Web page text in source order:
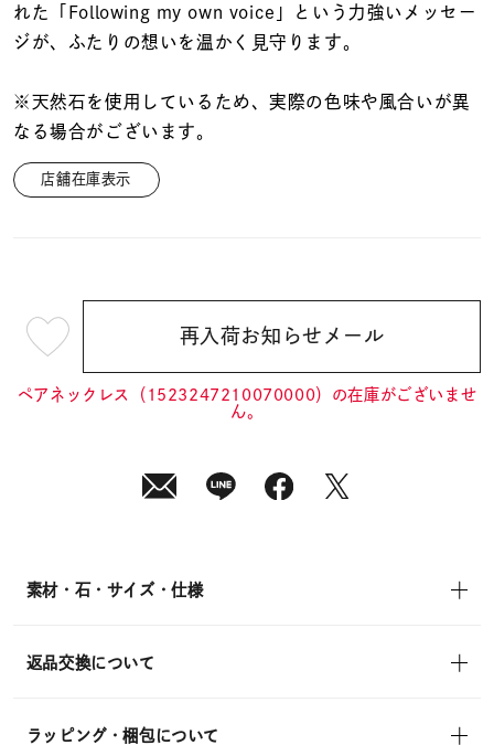
リングサイズ
メンズ
リングサイズ
～
価格
れた「Following my own voice」という力強いメッセー
ジが、ふたりの想いを温かく見守ります。
※天然石を使用しているため、実際の色味や風合いが異
なる場合がございます。
店舗在庫表示
¥19,800 (tax
in)
再入荷お知らせメール
ペアネックレス（1523247210070000）の在庫がございませ
ん。
素材・石・サイズ・仕様
返品交換について
ラッピング・梱包について